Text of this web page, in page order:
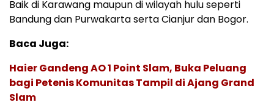
Baik di Karawang maupun di wilayah hulu seperti
Bandung dan Purwakarta serta Cianjur dan Bogor.
Baca Juga:
Haier Gandeng AO 1 Point Slam, Buka Peluang
bagi Petenis Komunitas Tampil di Ajang Grand
Slam